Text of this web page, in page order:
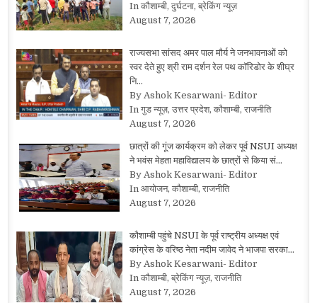
In कौशाम्बी, दुर्घटना, ब्रेकिंग न्यूज़
August 7, 2026
राज्यसभा सांसद अमर पाल मौर्य ने जनभावनाओं को
स्वर देते हुए श्री राम दर्शन रेल पथ कॉरिडोर के शीघ्र
नि…
By Ashok Kesarwani- Editor
In गुड न्यूज़, उत्तर प्रदेश, कौशाम्बी, राजनीति
August 7, 2026
छात्रों की गूंज कार्यक्रम को लेकर पूर्व NSUI अध्यक्ष
ने भवंस मेहता महाविद्यालय के छात्रों से किया सं…
By Ashok Kesarwani- Editor
In आयोजन, कौशाम्बी, राजनीति
August 7, 2026
कौशाम्बी पहुंचे NSUI के पूर्व राष्ट्रीय अध्यक्ष एवं
कांग्रेस के वरिष्ठ नेता नदीम जावेद ने भाजपा सरका…
By Ashok Kesarwani- Editor
In कौशाम्बी, ब्रेकिंग न्यूज़, राजनीति
August 7, 2026